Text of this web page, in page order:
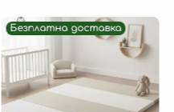
Безплатна доставка